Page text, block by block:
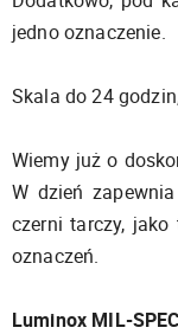
jedno oznaczenie.
Skala do 24
Wiemy już o
W dzień
czerni tarczy, jako
oznaczeń.
Luminox MIL-